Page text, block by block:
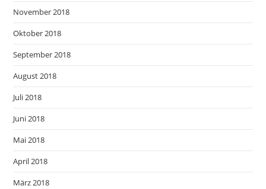
November 2018
Oktober 2018
September 2018
August 2018
Juli 2018
Juni 2018
Mai 2018
April 2018
März 2018